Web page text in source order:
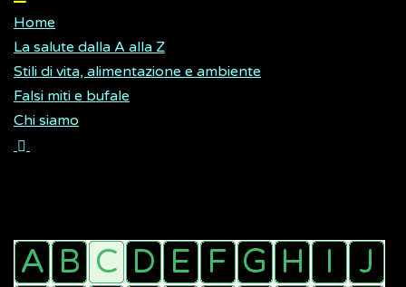
Home
La salute dalla A alla Z
Stili di vita, alimentazione e ambiente
Falsi miti e bufale
Chi siamo